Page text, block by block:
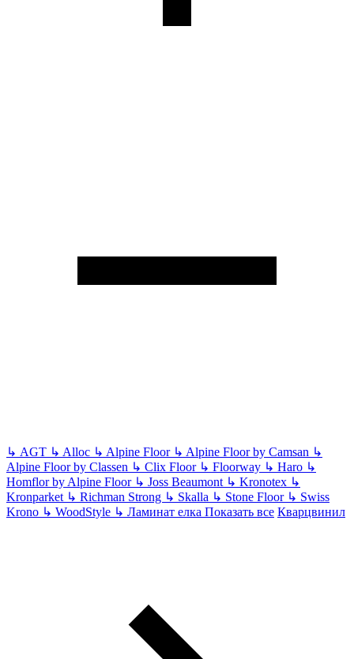
↳ AGT ↳ Alloc ↳ Alpine Floor ↳ Alpine Floor by Camsan ↳
Alpine Floor by Classen ↳ Clix Floor ↳ Floorway ↳ Haro ↳
Homflor by Alpine Floor ↳ Joss Beaumont ↳ Kronotex ↳
Kronparket ↳ Richman Strong ↳ Skalla ↳ Stone Floor ↳ Swiss
Krono ↳ WoodStyle ↳ Ламинат елка Показать все Кварцвинил